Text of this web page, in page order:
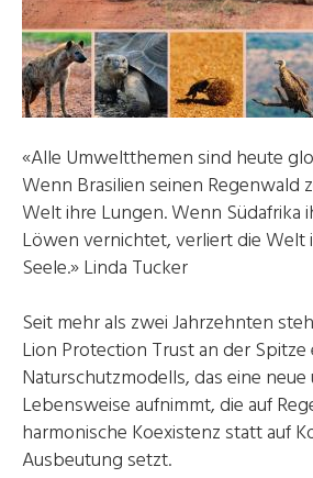
«Alle Umweltthemen sind heute
Wenn Brasilien seinen Regenwald
Welt ihre Lungen. Wenn Südafrika
Löwen vernichtet, verliert die Welt
Seele.» Linda Tucker
Seit mehr als zwei Jahrzehnten
Lion Protection Trust an der
Naturschutzmodells, das eine
Lebensweise aufnimmt, die auf
harmonische Koexistenz statt auf
Ausbeutung setzt.